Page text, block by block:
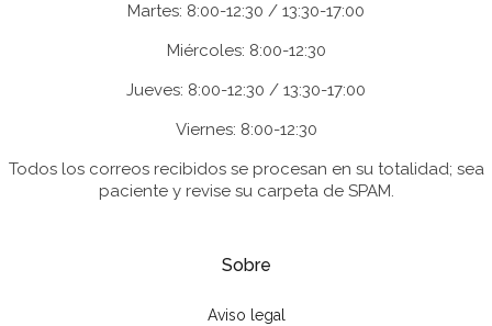
Martes: 8:00-12:30 / 13:30-17:00
Miércoles: 8:00-12:30
Jueves: 8:00-12:30 / 13:30-17:00
Viernes: 8:00-12:30
Todos los correos recibidos se procesan en su totalidad; sea
paciente y revise su carpeta de SPAM.
Sobre
Aviso legal